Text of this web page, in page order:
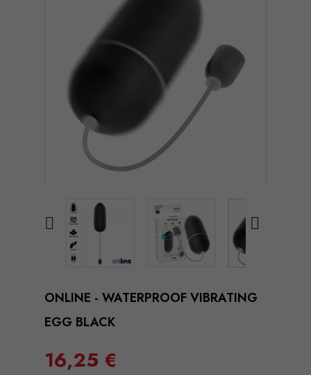
 
ONLINE - WATERPROOF VIBRATING
EGG BLACK
16,25 €